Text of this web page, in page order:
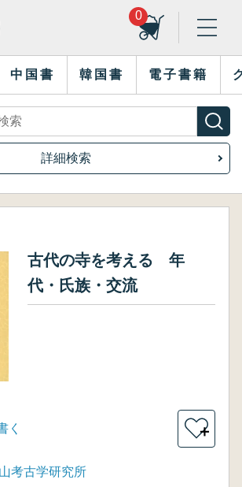
0
中国書 韓国書 電子書籍
詳細検索
古代の寺を考える 年
代・氏族・交流
く ＋
考古学研究所